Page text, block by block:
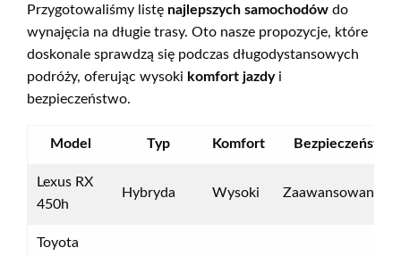
Przygotowaliśmy listę najlepszych samochodów do
wynajęcia na długie trasy. Oto nasze propozycje, które
doskonale sprawdzą się podczas długodystansowych
podróży, oferując wysoki komfort jazdyi
bezpieczeństwo.
Model Typ Komfort Bezpieczeństwo
Lexus RX
450h
Hybryda Wysoki Zaawansowane
Toyota